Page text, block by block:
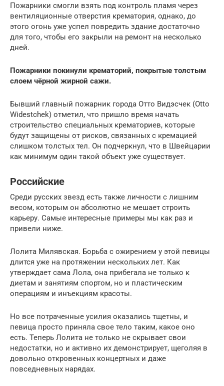
Пожарники смогли взять под контроль пламя через
вентиляционные отверстия крематория, однако, до
этого огонь уже успел повредить здание достаточно
для того, чтобы его закрыли на ремонт на несколько
дней.
Пожарники покинули крематорий, покрытые толстым
слоем чёрной жирной сажи.
Бывший главный пожарник города Отто Видэсчек (Otto
Widestchek) отметил, что пришло время начать
строительство специальных крематориев, которые
будут защищены от рисков, связанных с кремацией
слишком толстых тел. Он подчеркнул, что в Швейцарии
как минимум один такой объект уже существует.
Российские
Среди русских звезд есть также личности с лишним
весом, которым он абсолютно не мешает строить
карьеру. Самые интересные примеры мы как раз и
привели ниже.
Лолита Милявская. Борьба с ожирением у этой певицы
длится уже на протяжении нескольких лет. Как
утверждает сама Лола, она прибегала не только к
диетам и занятиям спортом, но и пластическим
операциям и инъекциям красоты.
Но все потраченные усилия оказались тщетны, и
певица просто приняла свое тело таким, какое оно
есть. Теперь Лолита не только не скрывает свои
недостатки, но и активно их демонстрирует, щеголяя в
довольно откровенных концертных и даже
повседневных нарядах.